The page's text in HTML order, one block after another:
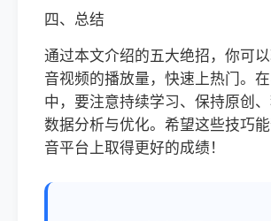
四、总结
通过本文介绍的五大绝招，你可
音视频的播放量，快速上热门。
中，要注意持续学习、保持原创
数据分析与优化。希望这些技巧
音平台上取得更好的成绩！